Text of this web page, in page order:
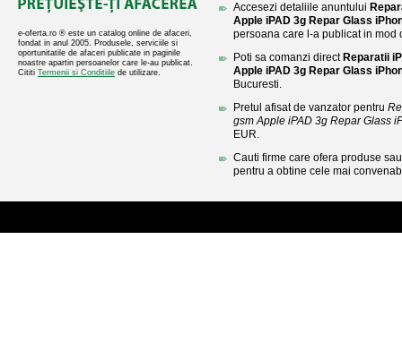
e-oferta.ro ® este un catalog online de afaceri,
fondat in anul 2005. Produsele, serviciile si
oportunitatile de afaceri publicate in paginile
noastre apartin persoanelor care le-au publicat.
Cititi Termenii si Conditiile de utilizare.
Accesezi detaliile anuntului
Apple iPAD 3g Repar Glass
persoana care l-a publicat in mod
Poti sa comanzi direct Reparatii
Apple iPAD 3g Repar Glass
Bucuresti.
Pretul afisat de vanzator pentru
gsm Apple iPAD 3g Repar Glass
EUR.
Cauti firme care ofera produse
pentru a obtine cele mai